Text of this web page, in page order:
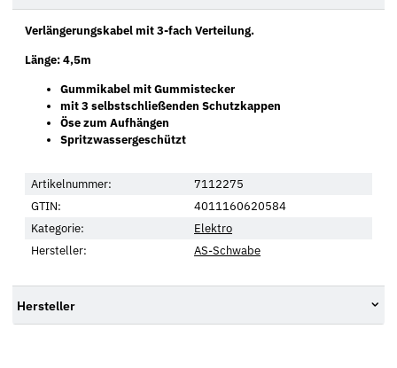
Verlängerungskabel mit 3-fach Verteilung.
Länge: 4,5m
Gummikabel mit Gummistecker
mit 3 selbstschließenden Schutzkappen
Öse zum Aufhängen
Spritzwassergeschützt
Artikelnummer:
7112275
GTIN:
4011160620584
Kategorie:
Elektro
Hersteller:
AS-Schwabe
Hersteller